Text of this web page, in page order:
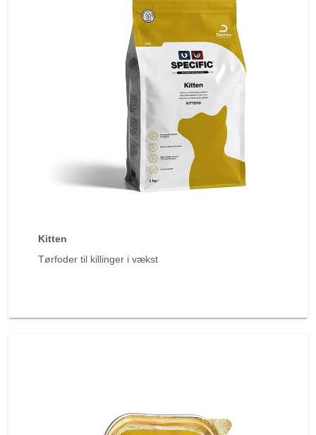
Kitten
Tørfoder til killinger i vækst